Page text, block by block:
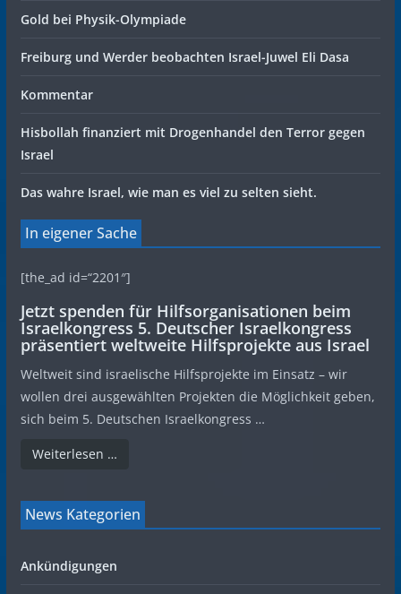
Gold bei Physik-Olympiade
Freiburg und Werder beobachten Israel-Juwel Eli Dasa
Kommentar
Hisbollah finanziert mit Drogenhandel den Terror gegen
Israel
Das wahre Israel, wie man es viel zu selten sieht.
In eigener Sache
[the_ad id=“2201″]
Jetzt spenden für Hilfsorganisationen beim
Israelkongress 5. Deutscher Israelkongress
präsentiert weltweite Hilfsprojekte aus Israel
Weltweit sind israelische Hilfsprojekte im Einsatz – wir
wollen drei ausgewählten Projekten die Möglichkeit geben,
sich beim 5. Deutschen Israelkongress …
Weiterlesen …
News Kategorien
Ankündigungen